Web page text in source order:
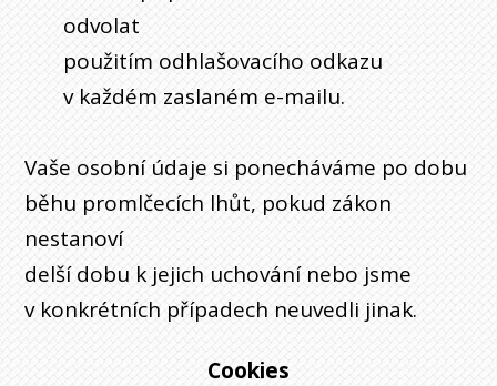
odvolat
použitím odhlašovacího odkazu
v každém zaslaném e-mailu.
Vaše osobní údaje si ponecháváme po dobu
běhu promlčecích lhůt, pokud zákon
nestanoví
delší dobu k jejich uchování nebo jsme
v konkrétních případech neuvedli jinak.
Cookies